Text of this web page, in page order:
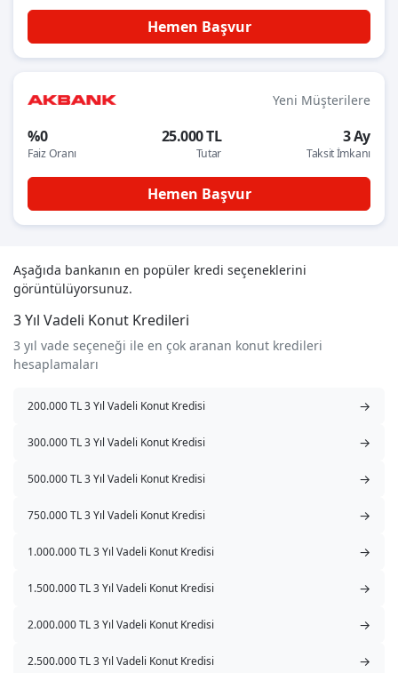
Hemen Başvur
Yeni Müşterilere
%0
Faiz Oranı
25.000 TL
Tutar
3 Ay
Taksit İmkanı
Hemen Başvur
Aşağıda bankanın en popüler kredi seçeneklerini
görüntülüyorsunuz.
3 Yıl Vadeli Konut Kredileri
3 yıl vade seçeneği ile en çok aranan konut kredileri
hesaplamaları
200.000 TL 3 Yıl Vadeli Konut Kredisi →
300.000 TL 3 Yıl Vadeli Konut Kredisi →
500.000 TL 3 Yıl Vadeli Konut Kredisi →
750.000 TL 3 Yıl Vadeli Konut Kredisi →
1.000.000 TL 3 Yıl Vadeli Konut Kredisi →
1.500.000 TL 3 Yıl Vadeli Konut Kredisi →
2.000.000 TL 3 Yıl Vadeli Konut Kredisi →
2.500.000 TL 3 Yıl Vadeli Konut Kredisi →